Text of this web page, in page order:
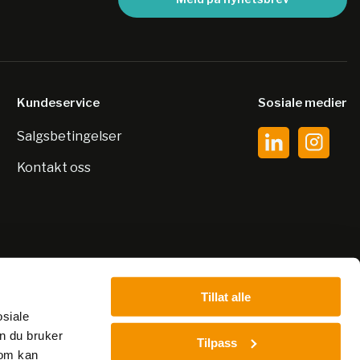
du bruker
kan
Tillat alle
Tilpass
Kundeservice
Salgsbetingelser
Kontakt oss
Sosiale medier